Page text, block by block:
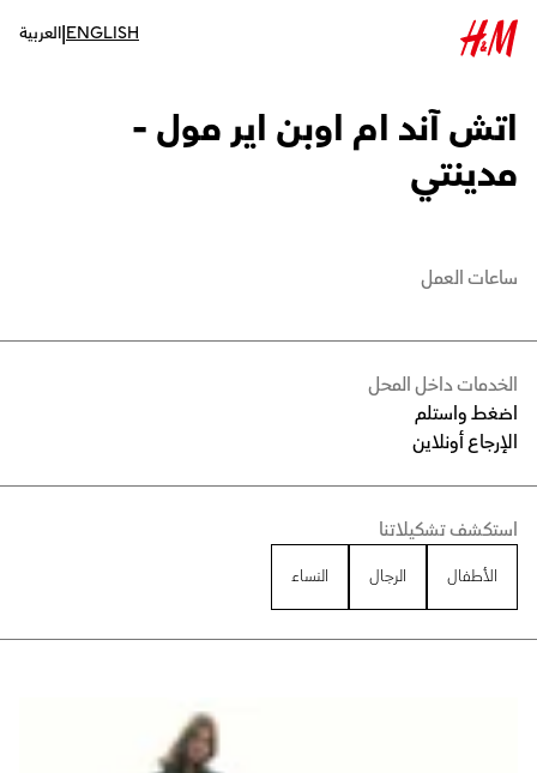
ENGLISH
|العربية
اتش آند ام اوبن اير مول -
مدينتي
الخدمات داخل المحل
اضغط واستلم
الإرجاع أونلاين
ساعات العمل
استكشف تشكيلاتنا
الأطفال الرجال النساء